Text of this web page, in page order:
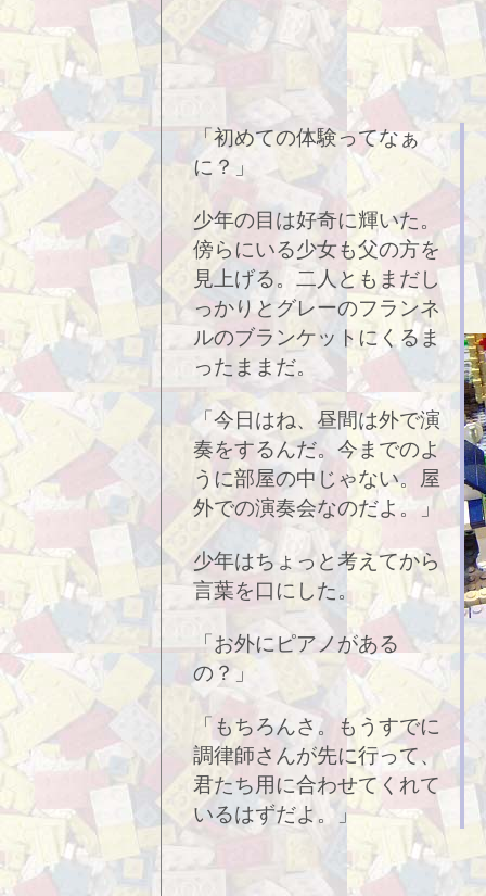
「初めての体験ってなぁ
に？」
少年の目は好奇に輝いた。
傍らにいる少女も父の方を
見上げる。二人ともまだし
っかりとグレーのフランネ
ルのブランケットにくるま
ったままだ。
「今日はね、昼間は外で演
奏をするんだ。今までのよ
うに部屋の中じゃない。屋
外での演奏会なのだよ。」
少年はちょっと考えてから
言葉を口にした。
「お外にピアノがある
の？」
「もちろんさ。もうすでに
調律師さんが先に行って、
君たち用に合わせてくれて
いるはずだよ。」